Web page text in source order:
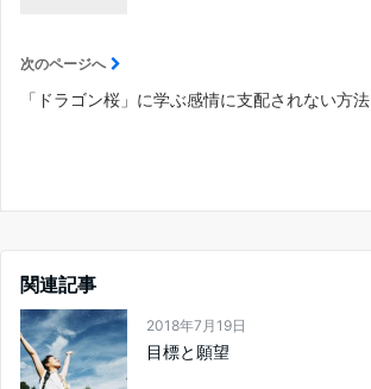
次のページへ
「ドラゴン桜」に学ぶ感情に支配されない方法
関連記事
2018年7月19日
目標と願望